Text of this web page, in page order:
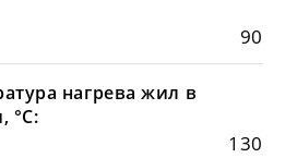
90
нагрева жил в
°С:
130